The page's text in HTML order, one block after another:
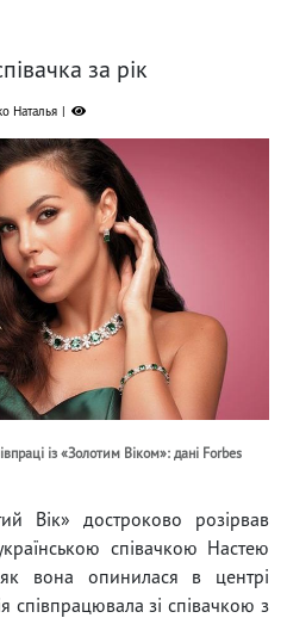
за рік
Наталья
із «Золотим Віком»: дані Forbes
Вік» достроково розірвав
співачкою Настею
вона опинилася в центрі
співпрацювала зі співачкою з